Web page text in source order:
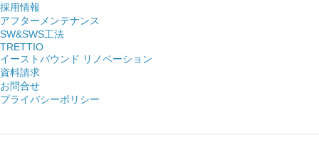
採用情報
アフターメンテナンス
SW&SWS工法
TRETTIO
イーストバウンド リノベーション
資料請求
お問合せ
プライバシーポリシー